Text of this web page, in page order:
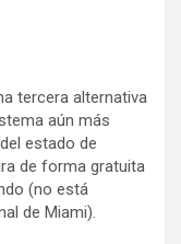
tercera alternativa
aún más
estado de
de forma gratuita
(no está
de Miami).